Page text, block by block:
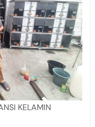
KELAMIN